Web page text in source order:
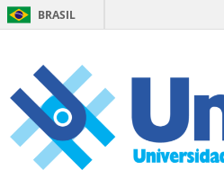
BRASIL